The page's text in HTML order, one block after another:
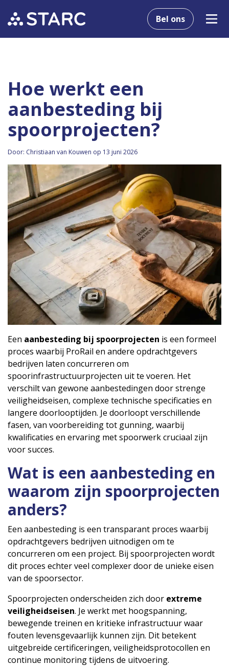
Bel ons
Hoe werkt een
aanbesteding bij
spoorprojecten?
Door: Christiaan van Kouwen op 13 juni 2026
Een aanbesteding bij spoorprojecten is een formeel
proces waarbij ProRail en andere opdrachtgevers
bedrijven laten concurreren om
spoorinfrastructuurprojecten uit te voeren. Het
verschilt van gewone aanbestedingen door strenge
veiligheidseisen, complexe technische specificaties en
langere doorlooptijden. Je doorloopt verschillende
fasen, van voorbereiding tot gunning, waarbij
kwalificaties en ervaring met spoorwerk cruciaal zijn
voor succes.
Wat is een aanbesteding en
waarom zijn spoorprojecten
anders?
Een aanbesteding is een transparant proces waarbij
opdrachtgevers bedrijven uitnodigen om te
concurreren om een project. Bij spoorprojecten wordt
dit proces echter veel complexer door de unieke eisen
van de spoorsector.
Spoorprojecten onderscheiden zich door extreme
veiligheidseisen. Je werkt met hoogspanning,
bewegende treinen en kritieke infrastructuur waar
fouten levensgevaarlijk kunnen zijn. Dit betekent
uitgebreide certificeringen, veiligheidsprotocollen en
continue monitoring tijdens de uitvoering.